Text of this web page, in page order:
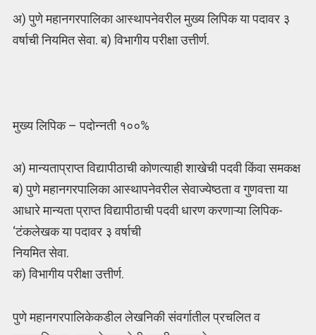
अ) पुणे महानगरपालिका आस्थापनेवरील मुख्य लिपिक या पदावर ३
वर्षाची नियमित सेवा. ब) विभागीय परीक्षा उत्तीर्ण.
मुख्य लिपिक – पदोन्नती १००%
अ) मान्यताप्राप्त विद्यापीठाची कोणत्याही शाखेची पदवी किंवा समकक्ष
ब) पुणे महानगरपालिका आस्थापनेवरील सेवाज्येष्ठता व गुणवत्ता या
आधारे मान्यता प्राप्त विद्यापीठाची पदवी धारण करणाऱ्या लिपिक-
‘टंकलेखक या पदावर ३ वर्षाची
नियमित सेवा.
क) विभागीय परीक्षा उत्तीर्ण.
पुणे महानगरपालिकेकडील लेखनिकी संवर्गातील प्रचलित व